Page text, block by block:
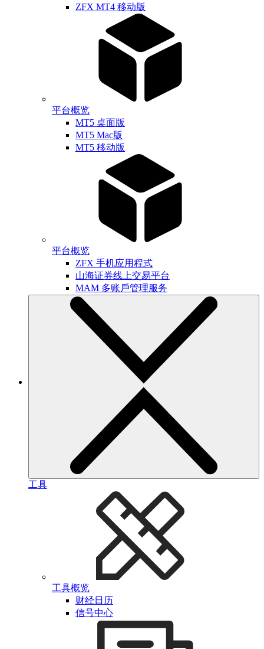
ZFX MT4 移动版
平台概览
MT5 桌面版
MT5 Mac版
MT5 移动版
平台概览
ZFX 手机应用程式
山海证券线上交易平台
MAM 多账戶管理服务
工具
工具概览
财经日历
信号中心